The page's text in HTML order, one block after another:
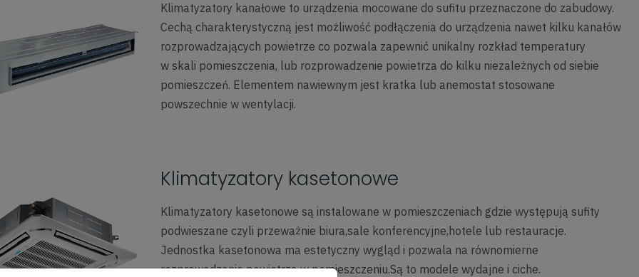
Klimatyzatory kanałowe to urządzenia mocowane do sufitu przeznaczone do zabudowy.
Cechą charakterystyczną jest możliwość podłączenia do urządzenia nawet kilku kanałów
rozprowadzających powietrze co pozwala zapewnić unikalny rozkład temperatury
w skali pomieszczenia, lub rozprowadzenie powietrza do kilku niezależnych od siebie
pomieszczeń. Elementem nawiewnym jest kratka lub anemostat stosowane
powszechnie w wentylacji.
Klimatyzatory kasetonowe
Klimatyzatory kasetonowe są instalowane w pomieszczeniach gdzie występują sufity
podwieszane czyli przeważnie biura,sale konferencyjne,hotele lub restauracje.
Jednostka kasetonowa ma estetyczny wygląd i pozwala na równomierne
rozprowadzanie powietrza w pomieszczeniu.Są to modele wydajne i ciche.